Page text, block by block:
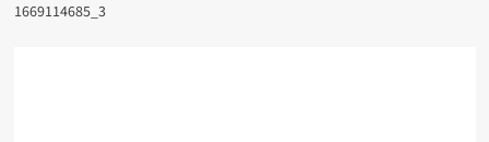
1669114685_3